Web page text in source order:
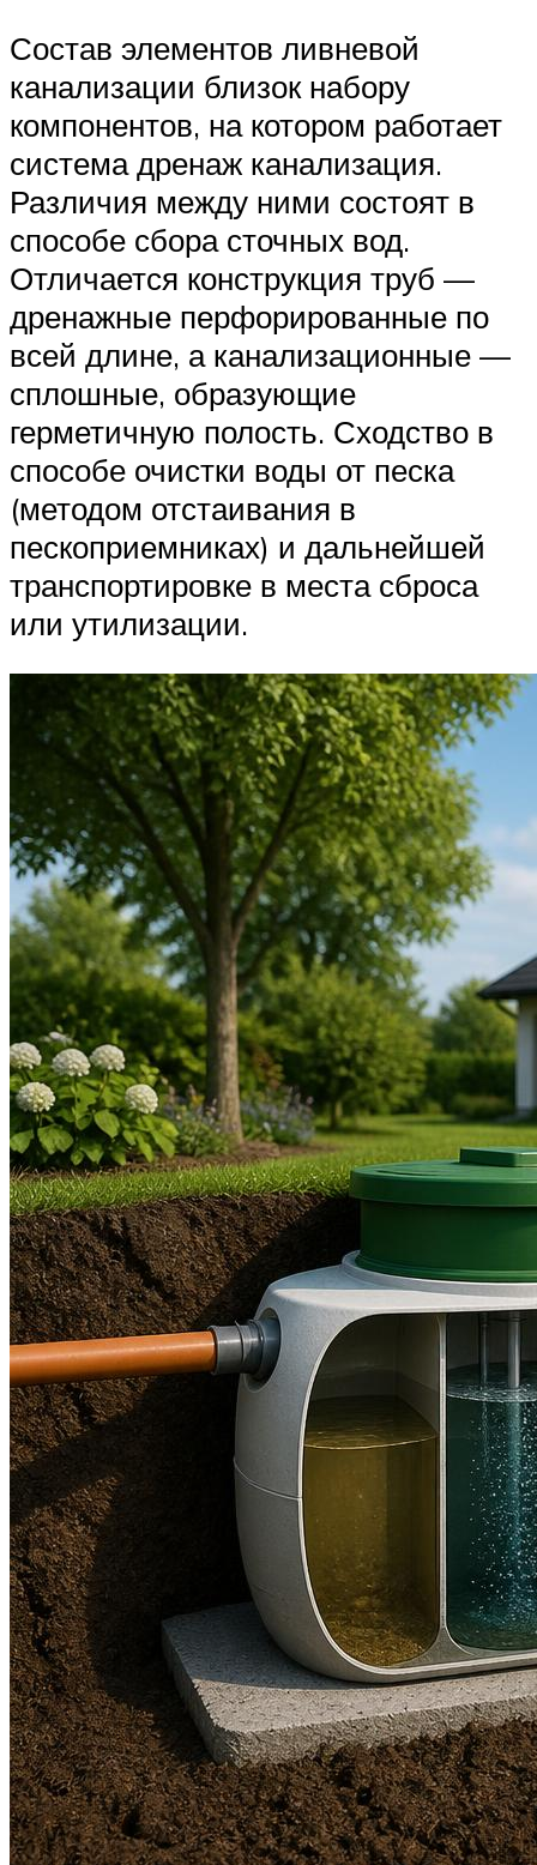
Состав элементов ливневой
канализации близок набору
компонентов, на котором работает
система дренаж канализация.
Различия между ними состоят в
способе сбора сточных вод.
Отличается конструкция труб —
дренажные перфорированные по
всей длине, а канализационные —
сплошные, образующие
герметичную полость. Сходство в
способе очистки воды от песка
(методом отстаивания в
пескоприемниках) и дальнейшей
транспортировке в места сброса
или утилизации.